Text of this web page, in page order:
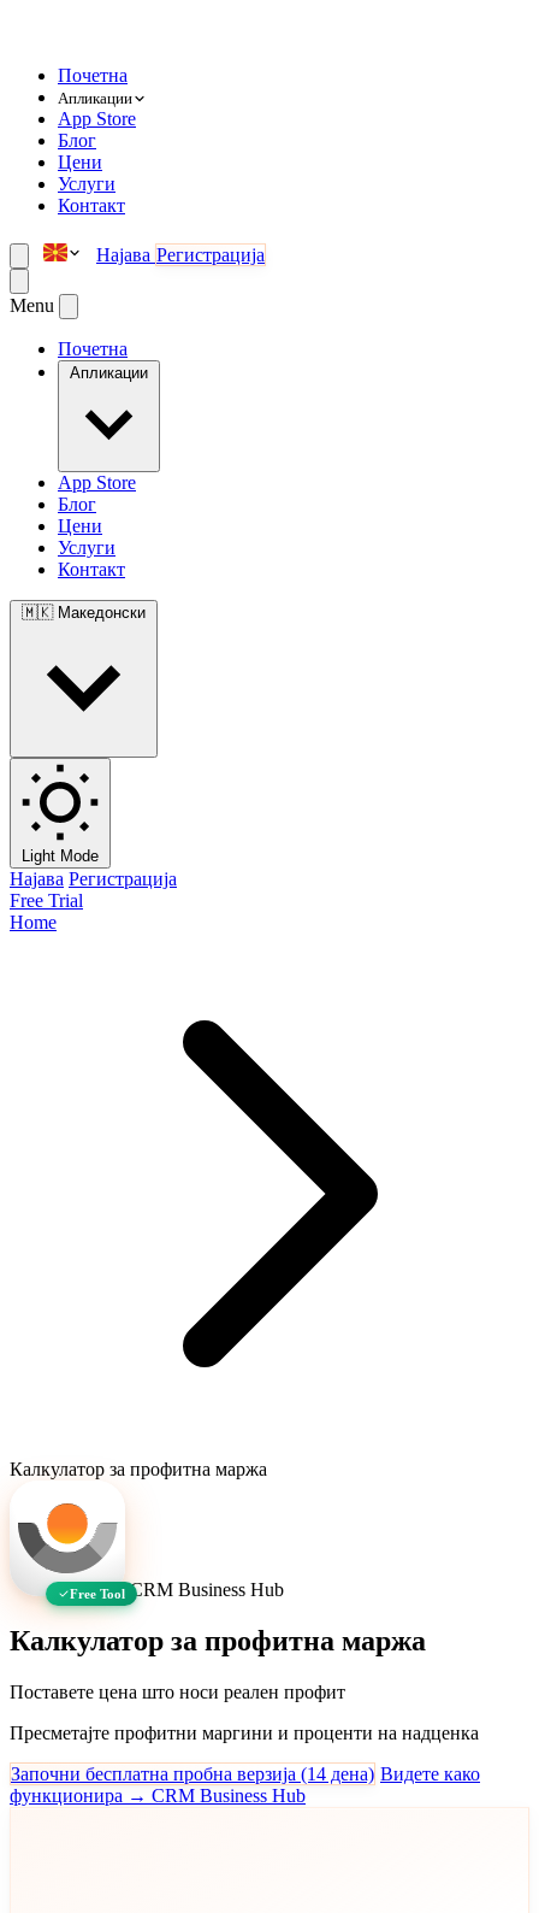
Почетна
Апликации
App Store
Блог
Цени
Услуги
Контакт
Најава Регистрација
Menu
Почетна
Апликации
App Store
Блог
Цени
Услуги
Контакт
🇲🇰 Македонски
Light Mode
Најава Регистрација
Free Trial
Home
Калкулатор за профитна маржа
Free Tool CRM Business Hub
Калкулатор за профитна маржа
Поставете цена што носи реален профит
Пресметајте профитни маргини и проценти на надценка
Започни бесплатна пробна верзија (14 дена) Видете како
функционира → CRM Business Hub